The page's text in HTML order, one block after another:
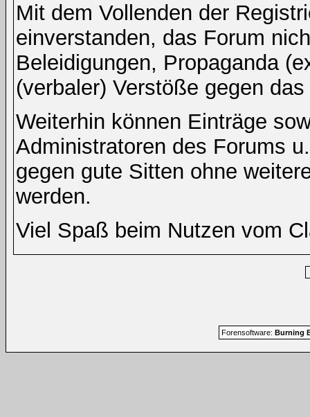
Mit dem Vollenden der
einverstanden, das Forum
Beleidigungen, Propaganda
(verbaler) Verstöße gegen
Weiterhin können Einträge
Administratoren des Forums
gegen gute Sitten ohne
werden.
Viel Spaß beim Nutzen vom
Forensoftware: Burning